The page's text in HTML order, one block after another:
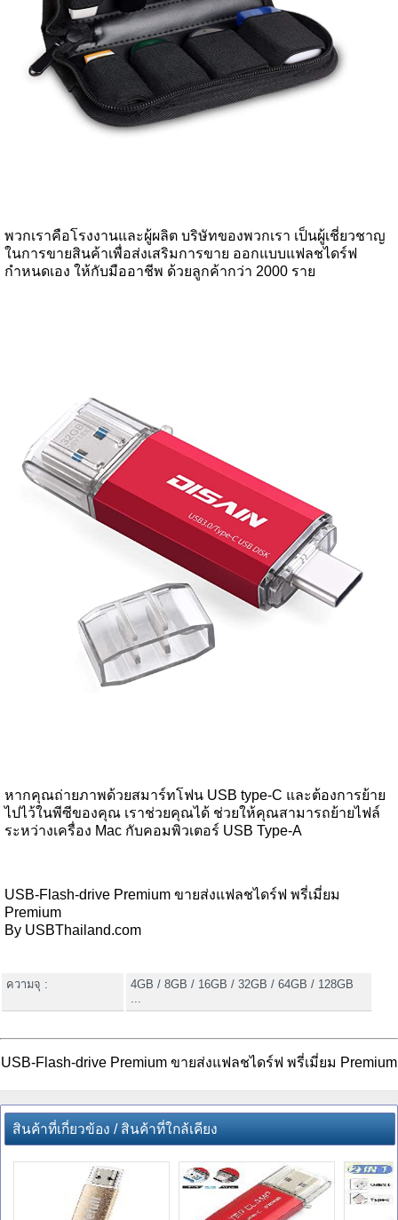
พวกเราคือโรงงานและผู้ผลิต บริษัทของพวกเรา เป็นผู้เชี่ยวชาญ
ในการขายสินค้าเพื่อส่งเสริมการขาย ออกแบบแฟลชไดร์ฟ
กำหนดเอง ให้กับมืออาชีพ ด้วยลูกค้ากว่า 2000 ราย
หากคุณถ่ายภาพด้วยสมาร์ทโฟน USB type-C และต้องการย้าย
ไปไว้ในพีซีของคุณ เราช่วยคุณได้ ช่วยให้คุณสามารถย้ายไฟล์
ระหว่างเครื่อง Mac กับคอมพิวเตอร์ USB Type-A
USB-Flash-drive Premium ขายส่งแฟลชไดร์ฟ พรี่เมี่ยม
Premium
By USBThailand.com
ความจุ :
4GB / 8GB / 16GB / 32GB / 64GB / 128GB
USB-Flash-drive Premium ขายส่งแฟลชไดร์ฟ พรี่เมี่ยม Premium
สินค้าที่เกี่ยวข้อง / สินค้าที่ใกล้เคียง